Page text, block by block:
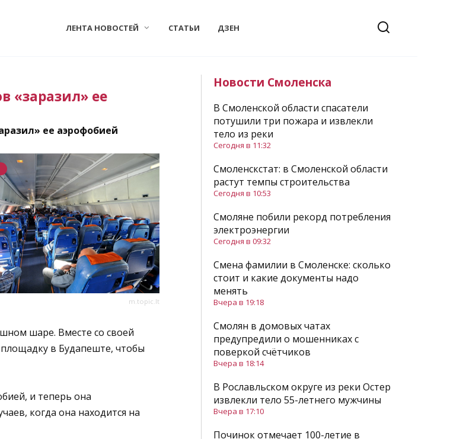
ЛЕНТА НОВОСТЕЙ СТАТЬИ ДЗЕН
«заразил» ее
ее аэрофобией
m.topic.lt
шаре. Вместе со своей
в Будапеште, чтобы
и теперь она
когда она находится на
Новости Смоленска
В Смоленской области спасатели
потушили три пожара и извлекли
тело из реки
Сегодня в 11:32
Смоленскстат: в Смоленской области
растут темпы строительства
Сегодня в 10:53
Смоляне побили рекорд потребления
электроэнергии
Сегодня в 09:32
Смена фамилии в Смоленске: сколько
стоит и какие документы надо
менять
Вчера в 19:18
Смолян в домовых чатах
предупредили о мошенниках с
поверкой счётчиков
Вчера в 18:14
В Рославльском округе из реки Остер
извлекли тело 55-летнего мужчины
Вчера в 17:10
Починок отмечает 100-летие в